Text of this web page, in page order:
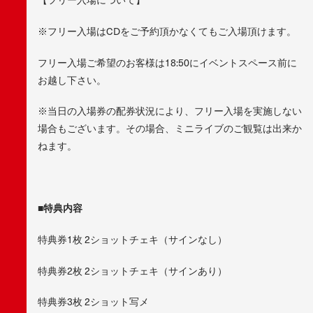
※フリー入場はCDをご予約頂かなくてもご入場頂けます。
フリー入場ご希望のお客様は18:50にイベントスペース前に
お越し下さい。
※当日の入場券の配券状況により、フリー入場を実施しない
場合もございます。その場合、ミニライブのご観覧は出来か
ねます。
■特典内容
特典券1枚 2ショットチェキ（サインなし）
特典券2枚 2ショットチェキ（サインあり）
特典券3枚 2ショット写メ